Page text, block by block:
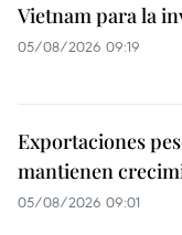
Vietnam para la
05/08/2026 09:19
Exportaciones
mantienen
05/08/2026 09:01